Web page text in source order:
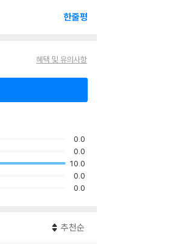
한줄평
혜택 및 유의사항
0.0
0.0
10.0
0.0
0.0
추천순